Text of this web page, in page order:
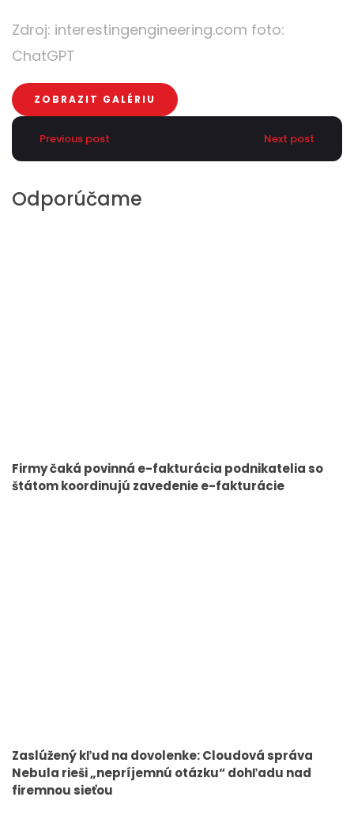
Zdroj: interestingengineering.com foto:
ChatGPT
ZOBRAZIT GALÉRIU
Previous post Next post
Odporúčame
Firmy čaká povinná e-fakturácia podnikatelia so
štátom koordinujú zavedenie e-fakturácie
Zaslúžený kľud na dovolenke: Cloudová správa
Nebula rieši „nepríjemnú otázku“ dohľadu nad
firemnou sieťou